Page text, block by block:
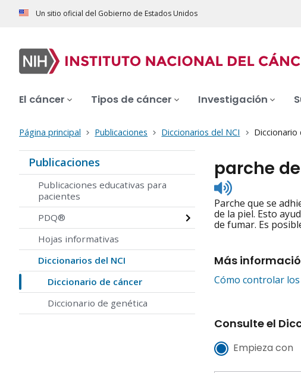
Un sitio oficial del Gobierno de Estados Unidos
El cáncer Tipos de cáncer Investigación
Página principal Publicaciones Diccionarios del NCI Diccionario
Publicaciones
Publicaciones educativas para
pacientes
PDQ®
Hojas informativas
Diccionarios del NCI
Diccionario de cáncer
Diccionario de genética
parche
Listen
to
pronunciation
Parche que se
de la piel. Esto
de fumar. Es
Más
Cómo controlar
Consulte el
Empieza con